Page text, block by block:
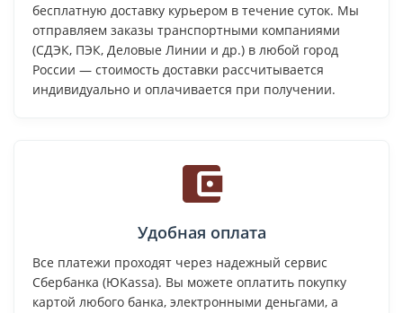
бесплатную доставку курьером в течение суток. Мы
отправляем заказы транспортными компаниями
(СДЭК, ПЭК, Деловые Линии и др.) в любой город
России — стоимость доставки рассчитывается
индивидуально и оплачивается при получении.
Удобная оплата
Все платежи проходят через надежный сервис
Сбербанка (ЮKassa). Вы можете оплатить покупку
картой любого банка, электронными деньгами, а